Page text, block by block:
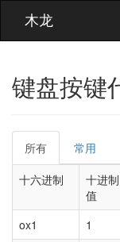
木龙
键盘按键
所有
常用
十六进制
十进制
值
ox1 1